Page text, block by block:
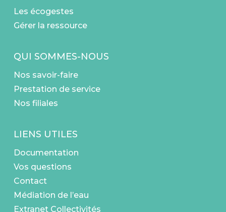
Les écogestes
Gérer la ressource
QUI SOMMES-NOUS
Nos savoir-faire
Prestation de service
Nos filiales
LIENS UTILES
Documentation
Vos questions
Contact
Médiation de l’eau
Extranet Collectivités